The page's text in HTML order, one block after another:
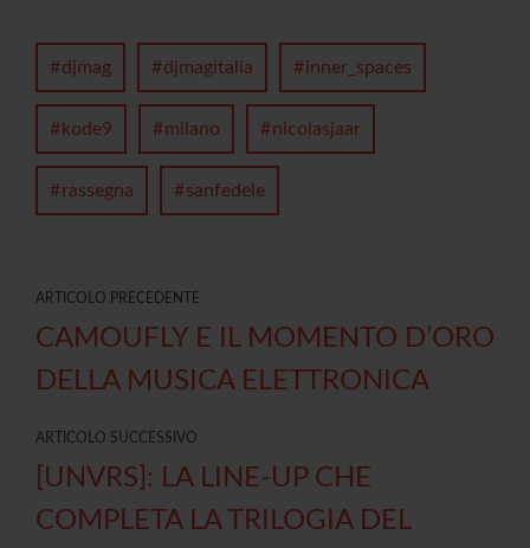
djmag djmagitalia inner_spaces
kode9 milano nicolasjaar
rassegna sanfedele
ARTICOLO PRECEDENTE
CAMOUFLY E IL MOMENTO D’ORO
DELLA MUSICA ELETTRONICA
ARTICOLO SUCCESSIVO
[UNVRS]: LA LINE-UP CHE
COMPLETA LA TRILOGIA DEL